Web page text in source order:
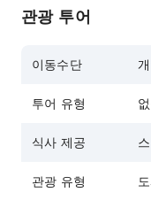
침사추이 부두
아 항구 주변을
늘어선 고층 빌
야간 비행에서
관광 투어
이동수단
투어 유형
식사 제공
관광 유형